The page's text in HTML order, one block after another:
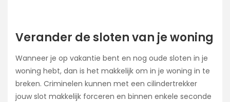
Verander de sloten van je woning
Wanneer je op vakantie bent en nog oude sloten in je
woning hebt, dan is het makkelijk om in je woning in te
breken. Criminelen kunnen met een cilindertrekker
jouw slot makkelijk forceren en binnen enkele seconde